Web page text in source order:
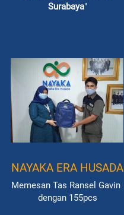
Surabaya"
NAYAKA ERA HUSADA
Memesan Tas Ransel Gavin
dengan 155pcs